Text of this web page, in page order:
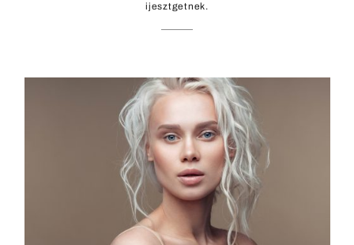
ijesztgetnek.